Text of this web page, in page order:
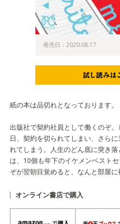
発売日：2020.08.17
紙の本は品切れとなっております。
出版社で契約社員として働くのぞ
日、契約を切られてしまい、さら
れてしまう。人生のどん底に突き
は、10個も年下のイケメンベスト
ぞが翌朝目覚めると、なんと部屋
オンライン書店で購入